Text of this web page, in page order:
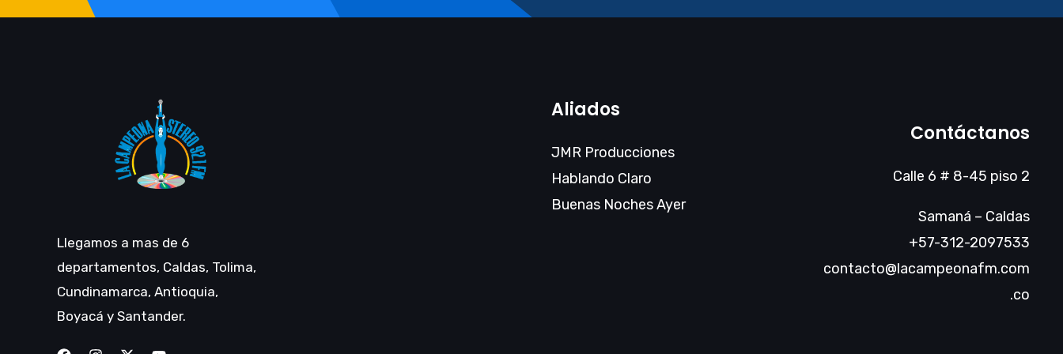
Llegamos a mas de 6
departamentos, Caldas, Tolima,
Cundinamarca, Antioquia,
Boyacá y Santander.
Aliados
JMR Producciones
Hablando Claro
Buenas Noches Ayer
Contáctanos
Calle 6 # 8-45 piso 2
Samaná – Caldas
+57-312-2097533
contacto@lacampeonafm.com
.co